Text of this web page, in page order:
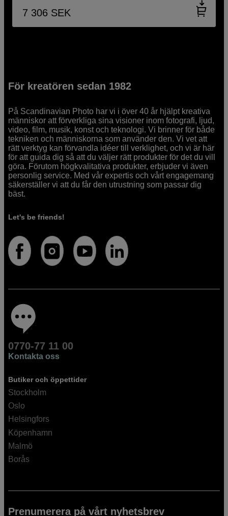
7 306 SEK
För kreatören sedan 1982
På Scandinavian Photo har vi i över 40 år hjälpt kreativa
människor att förverkliga sina visioner inom fotografi, ljud,
video, film, musik, konst och teknologi. Vi brinner för både
tekniken och människorna som använder den. Vi vet att
rätt verktyg kan förvandla idéer till verklighet, och vi är här
för att guida dig så att du väljer rätt produkter för det du vill
göra. Förutom högkvalitativa produkter, erbjuder vi även
personlig service. Med vår expertis och vårt engagemang
säkerställer vi att du får den utrustning som passar dig
bäst.
Let's be friends!
0770-77 11 00
Kontakta oss
Butiker och öppettider
Stockholm
Oslo
Helsingfors
Köpenhamn
Malmö
Borås
Prenumerera på vårt nyhetsbrev